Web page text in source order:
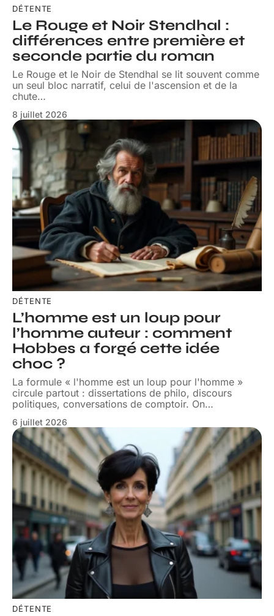
DÉTENTE
Le Rouge et Noir Stendhal :
différences entre première et
seconde partie du roman
Le Rouge et le Noir de Stendhal se lit souvent comme
un seul bloc narratif, celui de l'ascension et de la
chute…
8 juillet 2026
DÉTENTE
L’homme est un loup pour
l’homme auteur : comment
Hobbes a forgé cette idée
choc ?
La formule « l'homme est un loup pour l'homme »
circule partout : dissertations de philo, discours
politiques, conversations de comptoir. On…
6 juillet 2026
DÉTENTE